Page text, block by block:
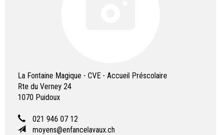
La Fontaine Magique - CVE - Accueil Préscolaire
Rte du Verney 24
1070 Puidoux
021 946 07 12
moyens@enfancelavaux.ch